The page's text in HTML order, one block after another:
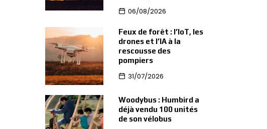
06/08/2026
Feux de forêt : l’IoT, les
drones et l’IA à la
rescousse des
pompiers
31/07/2026
Woodybus : Humbird a
déjà vendu 100 unités
de son vélobus